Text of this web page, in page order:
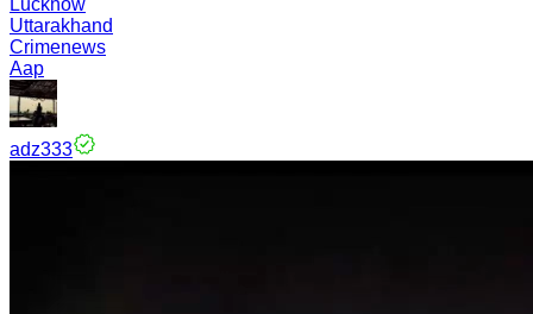
Lucknow
Uttarakhand
Crimenews
Aap
adz333